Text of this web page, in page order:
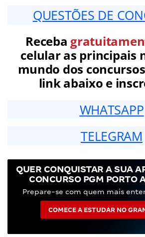
QUESTÕES DE
Receba
celular as principais
mundo dos
link abaixo e
WHATSAPP
TELEGRAM
QUER CONQUISTAR A SUA
CONCURSO PGM PORTO
Prepare-se com quem mais
COMECE A ESTUDAR NO